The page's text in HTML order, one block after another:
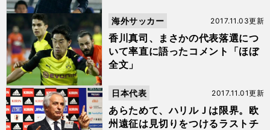
香川真司、まさかの代表落選につ
いて率直に語ったコメント「ほぼ
全文」
2017.11.03更新
海外サッカー
あらためて、ハリルＪは限界。欧
州遠征は見切りをつけるラストチ
2017.11.01更新
日本代表